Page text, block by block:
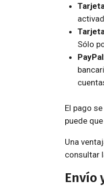
Sólo
El pago
puede
Una
consultar
Envío